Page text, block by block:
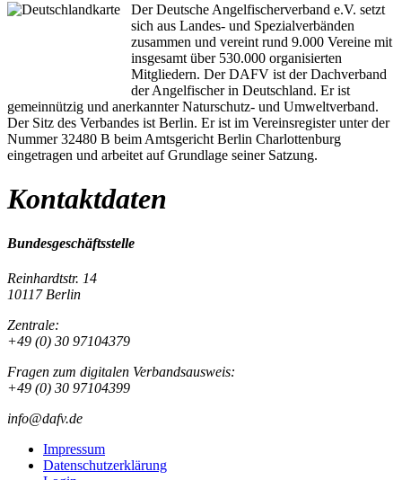
Der Deutsche Angelfischerverband e.V. setzt
sich aus Landes- und Spezialverbänden
zusammen und vereint rund 9.000 Vereine mit
insgesamt über 530.000 organisierten
Mitgliedern. Der DAFV ist der Dachverband
der Angelfischer in Deutschland. Er ist
gemeinnützig und anerkannter Naturschutz- und Umweltverband.
Der Sitz des Verbandes ist Berlin. Er ist im Vereinsregister unter der
Nummer 32480 B beim Amtsgericht Berlin Charlottenburg
eingetragen und arbeitet auf Grundlage seiner Satzung.
Kontaktdaten
Bundesgeschäftsstelle
Reinhardtstr. 14
10117 Berlin
Zentrale:
+49 (0) 30 97104379
Fragen zum digitalen Verbandsausweis:
+49 (0) 30 97104399
info@dafv.de
Impressum
Datenschutzerklärung